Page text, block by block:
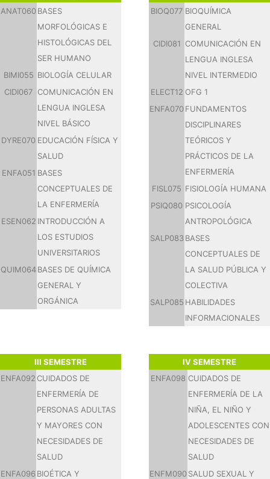
ANAT060BASES
MORFOLÓGICAS E
HISTOLÓGICAS DEL
SER HUMANO
BIMI055 BIOLOGÍA CELULAR
CIDI067 COMUNICACIÓN EN
LENGUA INGLESA
NIVEL BÁSICO
DYRE070 EDUCACIÓN FÍSICA Y
SALUD
ENFA051 BASES
CONCEPTUALES DE
LA ENFERMERÍA
ESEN062 INTRODUCCIÓN A
LOS ESTUDIOS
UNIVERSITARIOS
QUIM064BASES DE QUÍMICA
GENERAL Y
ORGÁNICA
BIOQ077 BIOQUÍMICA
GENERAL
CIDI081 COMUNICACIÓN EN
LENGUA INGLESA
NIVEL INTERMEDIO
ELECT12 OFG 1
ENFA070FUNDAMENTOS
DISCIPLINARES
TEÓRICOS Y
PRÁCTICOS DE LA
ENFERMERÍA
FISL075 FISIOLOGÍA HUMANA
PSIQ080 PSICOLOGÍA
ANTROPOLÓGICA
SALP083 BASES
CONCEPTUALES DE
LA SALUD PÚBLICA Y
COLECTIVA
SALP085 HABILIDADES
INFORMACIONALES
III SEMESTRE
ENFA092 CUIDADOS DE
ENFERMERÍA DE
PERSONAS ADULTAS
Y MAYORES CON
NECESIDADES DE
SALUD
ENFA096 BIOÉTICA Y
IV SEMESTRE
ENFA098 CUIDADOS DE
ENFERMERÍA DE LA
NIÑA, EL NIÑO Y
ADOLESCENTES CON
NECESIDADES DE
SALUD
ENFM090SALUD SEXUAL Y